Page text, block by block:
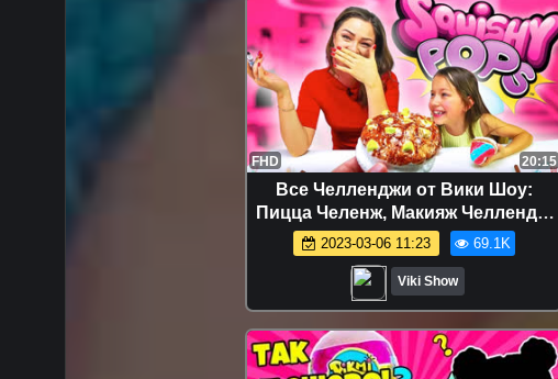
FHD 20:15
Все Челленджи от Вики Шоу:
Пицца Челенж, Макияж Челлендж,
Смузи Челлендж, Блинный
Челлендж и др. - 3 МАРКЕРА
СКВИШИ ЧЕЛЛЕНДЖ От Смеха
Болят Животы 3 Marker Squishy
Challenge / Вики Шоу
2023-03-06 11:23 69.1K
Viki Show